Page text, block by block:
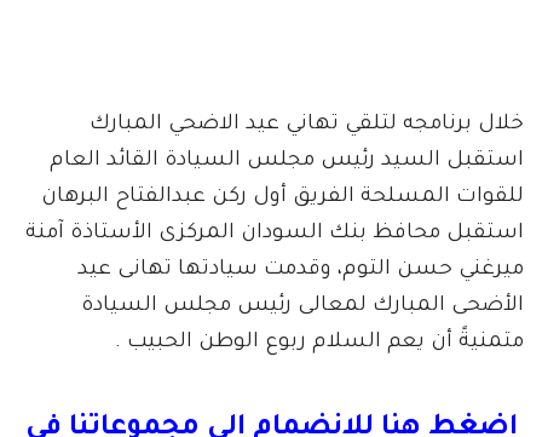
خلال برنامجه لتلقي تهاني عيد الاضحي المبارك
استقبل السيد رئيس مجلس السيادة القائد العام
للقوات المسلحة الفريق أول ركن عبدالفتاح البرهان
استقبل محافظ بنك السودان المركزى الأستاذة آمنة
ميرغني حسن التوم، وقدمت سيادتها تهانى عيد
الأضحى المبارك لمعالى رئيس مجلس السيادة
متمنيةً أن يعم السلام ربوع الوطن الحبيب .
اضغط هنا للانضمام الى مجموعاتنا في